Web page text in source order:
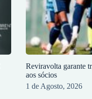
Reviravolta garante
aos sócios
1 de Agosto, 2026